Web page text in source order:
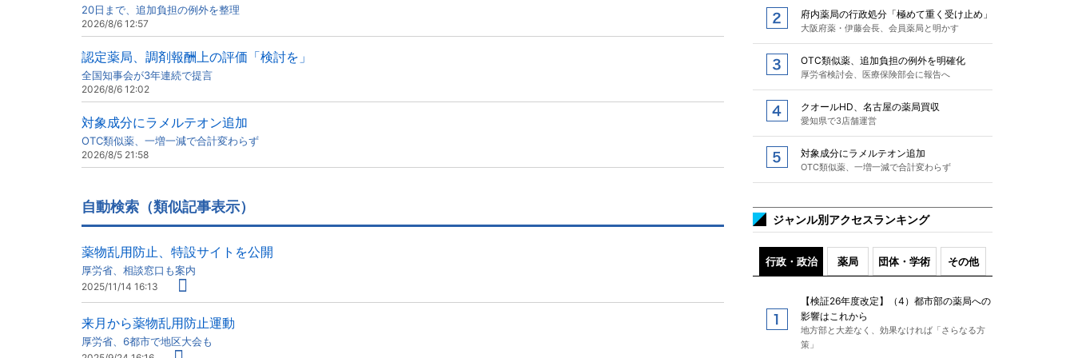
20日まで、追加負担の例外を整理
2026/8/6 12:57
認定薬局、調剤報酬上の評価「検討を」
全国知事会が3年連続で提言
2026/8/6 12:02
対象成分にラメルテオン追加
OTC類似薬、一増一減で合計変わらず
2026/8/5 21:58
自動検索（類似記事表示）
薬物乱用防止、特設サイトを公開
厚労省、相談窓口も案内
2025/11/14 16:13
来月から薬物乱用防止運動
厚労省、6都市で地区大会も
府内薬局の行政処分「極めて重く受け止め」
大阪府薬・伊藤会長、会員薬局と明かす
OTC類似薬、追加負担の例外を明確化
厚労省検討会、医療保険部会に報告へ
クオールHD、名古屋の薬局買収
愛知県で3店舗運営
対象成分にラメルテオン追加
OTC類似薬、一増一減で合計変わらず
ジャンル別アクセスランキング
行政・政治 薬局 団体・学術 その他
【検証26年度改定】（4）都市部の薬局への
影響はこれから
地方部と大差なく、効果なければ「さらなる方
策」